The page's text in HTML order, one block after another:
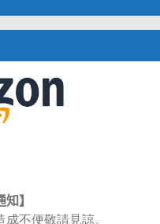
知】
不便敬請見諒。